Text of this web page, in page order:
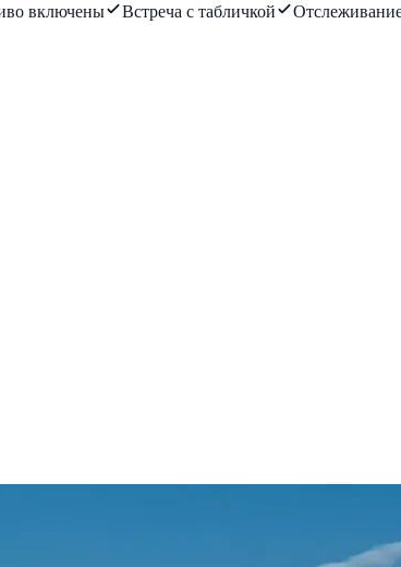
включены
Встреча с табличкой